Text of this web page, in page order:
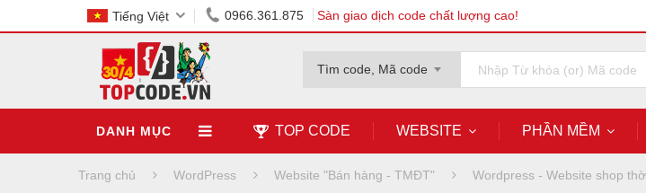
Tiếng Việt 0966.361.875 Sàn giao dịch code chất lượng cao!
Tìm code, Mã code
DANH MỤC TOP CODE WEBSITE PHẦN MỀM
Trang chủ WordPress Website "Bán hàng - TMĐT" Wordpress - Website shop